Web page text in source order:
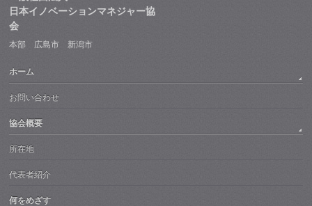
日本イノベーションマネジャー協
会
本部 広島市 新潟市
ホーム
お問い合わせ
協会概要
所在地
代表者紹介
何をめざす